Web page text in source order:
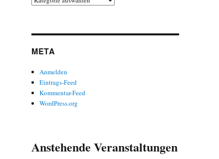
META
Anmelden
Eintrags-Feed
Kommentar-Feed
WordPress.org
Anstehende Veranstaltungen